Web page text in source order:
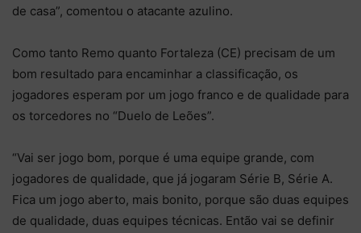
de casa”, comentou o atacante azulino.
Como tanto Remo quanto Fortaleza (CE) precisam de um
bom resultado para encaminhar a classificação, os
jogadores esperam por um jogo franco e de qualidade para
os torcedores no “Duelo de Leões”.
“Vai ser jogo bom, porque é uma equipe grande, com
jogadores de qualidade, que já jogaram Série B, Série A.
Fica um jogo aberto, mais bonito, porque são duas equipes
de qualidade, duas equipes técnicas. Então vai se definir